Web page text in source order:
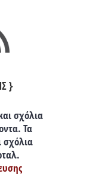
}
σχόλια
Τα
σχόλια